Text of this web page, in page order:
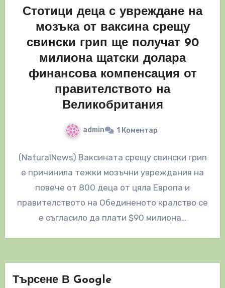
Стотици деца с увреждане на
мозъка от ваксина срещу
свински грип ще получат 90
милиона щатски долара
финансова компенсация от
правителството на
Великобритания
admin 1 Коментар
(NaturalNews) Ваксината срещу свински грип
е причинила тежки мозъчни увреждания на
повече от 800 деца от цяла Европа и
правителството на Обединеното кралство се
е съгласило да плати $90 милиона…
Търсене В Google